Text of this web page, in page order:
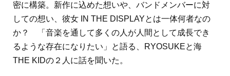
密に構築。新作に込めた想いや、バンドメンバーに対
しての想い、彼女 IN THE DISPLAYとは一体何者なの
か？ 「音楽を通して多くの人が人間として成長でき
るような存在になりたい」と語る、RYOSUKEと海
THE KIDの２人に話を聞いた。